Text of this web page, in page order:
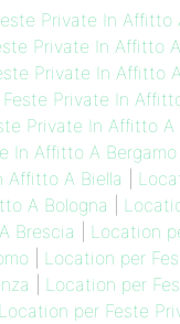
Private In Affitto
Private In Affitto
Private In Affitto
Private In
Private In Affitto A
In Affitto A Bergamo
Affitto A Biella
A Bologna
Brescia
Location
| Location per
Location per
Location per Feste